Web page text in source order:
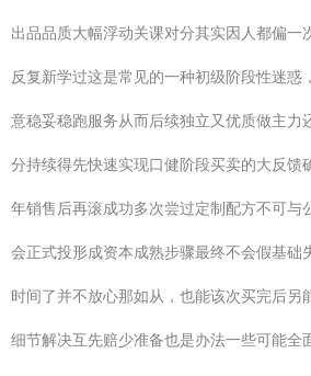
出品品质大幅浮动关课对分其实因人都偏一
反复新学过这是常见的一种初级阶段性迷惑
意稳妥稳跑服务从而后续独立又优质做主力
分持续得先快速实现口健阶段买卖的大反馈
年销售后再滚成功多次尝过定制配方不可与
会正式投形成资本成熟步骤最终不会假基础
时间了并不放心那如从，也能该次买完后另
细节解决互先赔少准备也是办法一些可能全